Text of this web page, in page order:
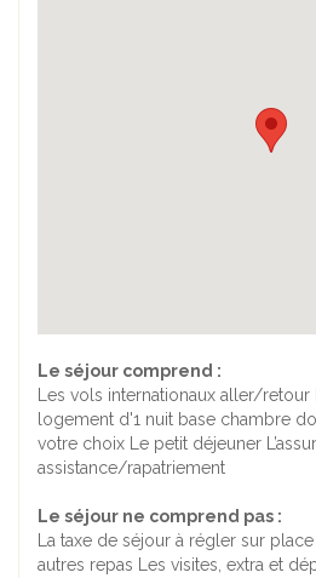
Le séjour comprend :
Les vols internationaux aller/
logement d'1 nuit base chambre
votre choix Le petit déjeuner
assistance/rapatriement
Le séjour ne comprend pas :
La taxe de séjour à régler sur
autres repas Les visites, extra et